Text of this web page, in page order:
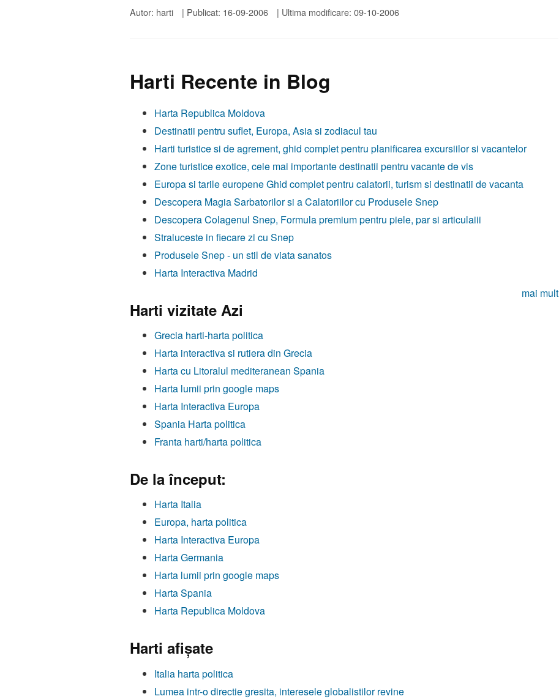
Autor: harti | Publicat: 16-09-2006 | Ultima modificare: 09-10-2006
Harti Recente in Blog
Harta Republica Moldova
Destinatii pentru suflet, Europa, Asia si zodiacul tau
Harti turistice si de agrement, ghid complet pentru planificarea excursiilor si vacantelor
Zone turistice exotice, cele mai importante destinatii pentru vacante de vis
Europa si tarile europene Ghid complet pentru calatorii, turism si destinatii de vacanta
Descopera Magia Sarbatorilor si a Calatoriilor cu Produsele Snep
Descopera Colagenul Snep, Formula premium pentru piele, par si articulaiii
Straluceste in fiecare zi cu Snep
Produsele Snep - un stil de viata sanatos
Harta Interactiva Madrid
mai mult
Harti vizitate Azi
Grecia harti-harta politica
Harta interactiva si rutiera din Grecia
Harta cu Litoralul mediteranean Spania
Harta lumii prin google maps
Harta Interactiva Europa
Spania Harta politica
Franta harti/harta politica
De la început:
Harta Italia
Europa, harta politica
Harta Interactiva Europa
Harta Germania
Harta lumii prin google maps
Harta Spania
Harta Republica Moldova
Harti afişate
Italia harta politica
Lumea intr-o directie gresita, interesele globalistilor revine